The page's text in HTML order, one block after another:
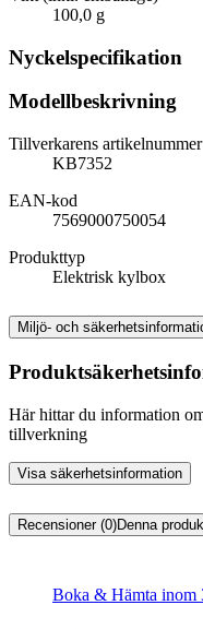
100,0 g
Nyckelspecifikation
Modellbeskrivning
Tillverkarens artikelnummer
KB7352
EAN-kod
7569000750054
Produkttyp
Elektrisk kylbox
Miljö- och
Här hittar du information
tillverkning
Visa säkerhetsinformation
Recensioner (0)Denna
Boka & Hämta inom